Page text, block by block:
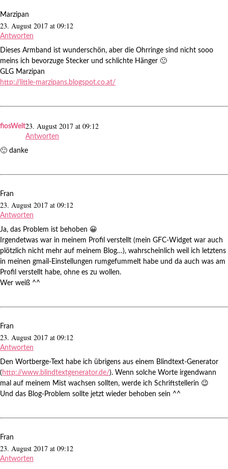
Marzipan
23. August 2017 at 09:12
Antworten
Dieses Armband ist wunderschön, aber die Ohrringe sind nicht sooo
meins ich bevorzuge Stecker und schlichte Hänger 🙂
GLG Marzipan
http://little-marzipans.blogspot.co.at/
fiosWelt23. August 2017 at 09:12
Antworten
🙂 danke
Fran
23. August 2017 at 09:12
Antworten
Ja, das Problem ist behoben 😀
Irgendetwas war in meinem Profil verstellt (mein GFC-Widget war auch
plötzlich nicht mehr auf meinem Blog…), wahrscheinlich weil ich letztens
in meinen gmail-Einstellungen rumgefummelt habe und da auch was am
Profil verstellt habe, ohne es zu wollen.
Wer weiß ^^
Fran
23. August 2017 at 09:12
Antworten
Den Wortberge-Text habe ich übrigens aus einem Blindtext-Generator
( http://www.blindtextgenerator.de/). Wenn solche Worte irgendwann
mal auf meinem Mist wachsen sollten, werde ich Schriftstellerin 😉
Und das Blog-Problem sollte jetzt wieder behoben sein ^^
Fran
23. August 2017 at 09:12
Antworten